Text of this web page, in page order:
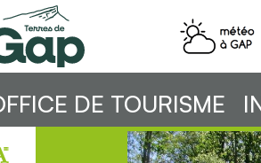
DE TOURISME